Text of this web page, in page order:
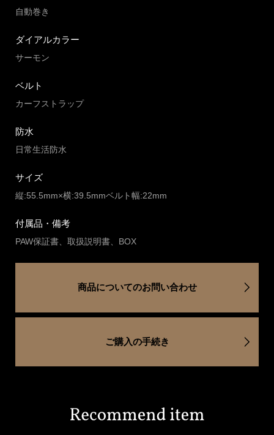
自動巻き
ダイアルカラー
サーモン
ベルト
カーフストラップ
防水
日常生活防水
サイズ
縦:55.5mm×横:39.5mmベルト幅:22mm
付属品・備考
PAW保証書、取扱説明書、BOX
商品についてのお問い合わせ
ご購入の手続き